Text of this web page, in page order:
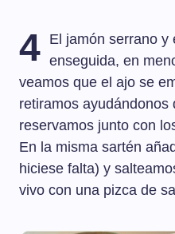
4 El jamón serrano y
enseguida, en
veamos que el ajo se
retiramos ayudándonos
reservamos junto con
En la misma sartén
hiciese falta) y
vivo con una pizca de